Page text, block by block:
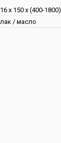
16 х 150 х (400-1800)
лак / масло